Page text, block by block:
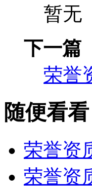
暂无
下一篇
荣誉
随便看看
荣誉资
荣誉资